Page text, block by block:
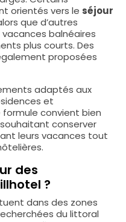
orientés vers le séjour
que d’autres
balnéaires
plus courts. Des
proposées
adaptés aux
et
convient bien
conserver
leurs vacances tout
des
?
dans des zones
du littoral